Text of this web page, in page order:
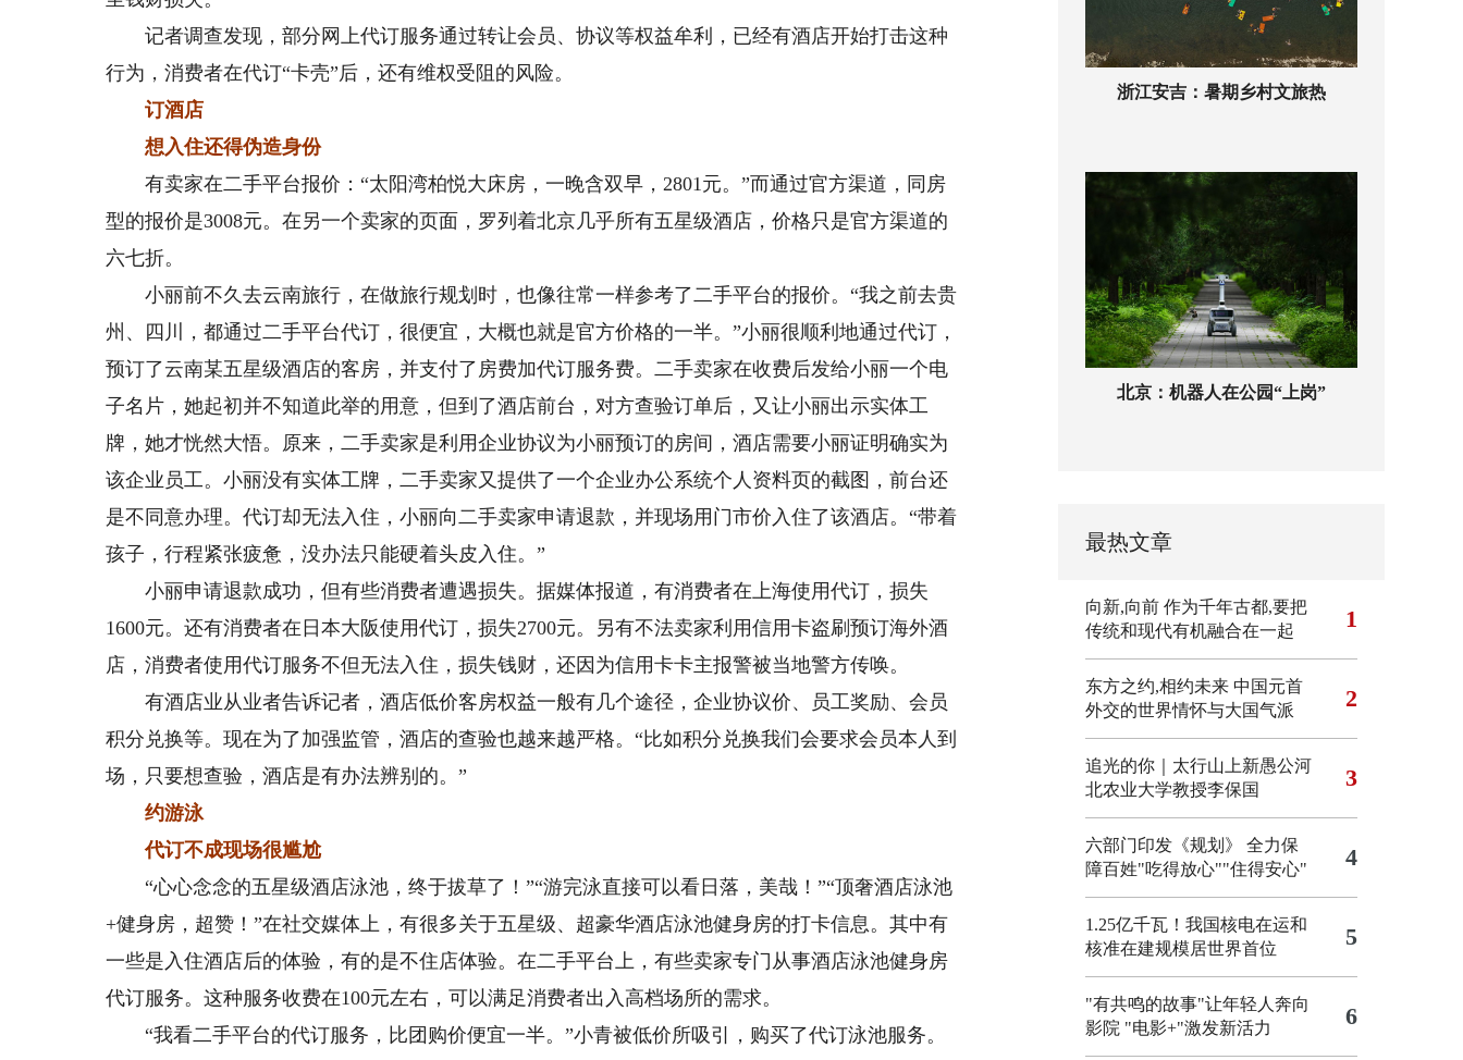
记者调查发现，部分网上代订服务通过转让会员、协议等权益牟利，已经有酒店开始打击这种
行为，消费者在代订“卡壳”后，还有维权受阻的风险。
订酒店
想入住还得伪造身份
有卖家在二手平台报价：“太阳湾柏悦大床房，一晚含双早，2801元。”而通过官方渠道，同房
型的报价是3008元。在另一个卖家的页面，罗列着北京几乎所有五星级酒店，价格只是官方渠道的
六七折。
小丽前不久去云南旅行，在做旅行规划时，也像往常一样参考了二手平台的报价。“我之前去贵
州、四川，都通过二手平台代订，很便宜，大概也就是官方价格的一半。”小丽很顺利地通过代订，
预订了云南某五星级酒店的客房，并支付了房费加代订服务费。二手卖家在收费后发给小丽一个电
子名片，她起初并不知道此举的用意，但到了酒店前台，对方查验订单后，又让小丽出示实体工
牌，她才恍然大悟。原来，二手卖家是利用企业协议为小丽预订的房间，酒店需要小丽证明确实为
该企业员工。小丽没有实体工牌，二手卖家又提供了一个企业办公系统个人资料页的截图，前台还
是不同意办理。代订却无法入住，小丽向二手卖家申请退款，并现场用门市价入住了该酒店。“带着
孩子，行程紧张疲惫，没办法只能硬着头皮入住。”
小丽申请退款成功，但有些消费者遭遇损失。据媒体报道，有消费者在上海使用代订，损失
1600元。还有消费者在日本大阪使用代订，损失2700元。另有不法卖家利用信用卡盗刷预订海外酒
店，消费者使用代订服务不但无法入住，损失钱财，还因为信用卡卡主报警被当地警方传唤。
有酒店业从业者告诉记者，酒店低价客房权益一般有几个途径，企业协议价、员工奖励、会员
积分兑换等。现在为了加强监管，酒店的查验也越来越严格。“比如积分兑换我们会要求会员本人到
场，只要想查验，酒店是有办法辨别的。”
约游泳
代订不成现场很尴尬
“心心念念的五星级酒店泳池，终于拔草了！”“游完泳直接可以看日落，美哉！”“顶奢酒店泳池
+健身房，超赞！”在社交媒体上，有很多关于五星级、超豪华酒店泳池健身房的打卡信息。其中有
一些是入住酒店后的体验，有的是不住店体验。在二手平台上，有些卖家专门从事酒店泳池健身房
代订服务。这种服务收费在100元左右，可以满足消费者出入高档场所的需求。
“我看二手平台的代订服务，比团购价便宜一半。”小青被低价所吸引，购买了代订泳池服务。
浙江安吉：暑期乡村文旅热
北京：机器人在公园“上岗”
最热文章
向新,向前 作为千年古都,要把
传统和现代有机融合在一起
1
东方之约,相约未来 中国元首
外交的世界情怀与大国气派
2
追光的你｜太行山上新愚公河
北农业大学教授李保国
3
六部门印发《规划》 全力保
障百姓"吃得放心""住得安心"
4
1.25亿千瓦！我国核电在运和
核准在建规模居世界首位
5
"有共鸣的故事"让年轻人奔向
影院 "电影+"激发新活力 6